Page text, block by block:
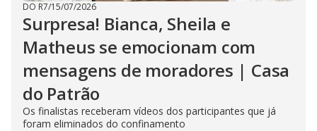
DO R7/15/07/2026
Surpresa! Bianca, Sheila e
Matheus se emocionam com
mensagens de moradores | Casa
do Patrão
Os finalistas receberam vídeos dos participantes que já
foram eliminados do confinamento